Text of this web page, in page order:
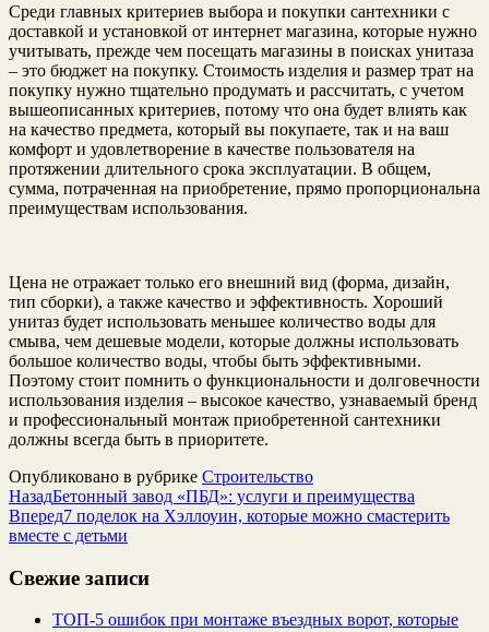
Среди главных критериев выбора и покупки сантехники с
доставкой и установкой от интернет магазина, которые нужно
учитывать, прежде чем посещать магазины в поисках унитаза
– это бюджет на покупку. Стоимость изделия и размер трат на
покупку нужно тщательно продумать и рассчитать, с учетом
вышеописанных критериев, потому что она будет влиять как
на качество предмета, который вы покупаете, так и на ваш
комфорт и удовлетворение в качестве пользователя на
протяжении длительного срока эксплуатации. В общем,
сумма, потраченная на приобретение, прямо пропорциональна
преимуществам использования.
Цена не отражает только его внешний вид (форма, дизайн,
тип сборки), а также качество и эффективность. Хороший
унитаз будет использовать меньшее количество воды для
смыва, чем дешевые модели, которые должны использовать
большое количество воды, чтобы быть эффективными.
Поэтому стоит помнить о функциональности и долговечности
использования изделия – высокое качество, узнаваемый бренд
и профессиональный монтаж приобретенной сантехники
должны всегда быть в приоритете.
Опубликовано в рубрике Строительство
НазадБетонный завод «ПБД»: услуги и преимущества
Вперед7 поделок на Хэллоуин, которые можно смастерить
вместе с детьми
Свежие записи
ТОП-5 ошибок при монтаже въездных ворот, которые